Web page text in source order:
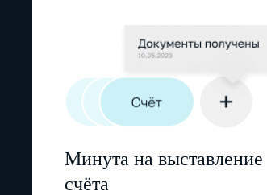
Минута на выставление
счёта